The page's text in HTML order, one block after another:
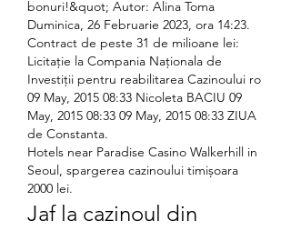
bonuri!&quot; Autor: Alina Toma
Duminica, 26 Februarie 2023, ora 14:23.
Contract de peste 31 de milioane lei:
Licitație la Compania Naționala de
Investiții pentru reabilitarea Cazinoului ro
09 May, 2015 08:33 Nicoleta BACIU 09
May, 2015 08:33 09 May, 2015 08:33 ZIUA
de Constanta.
Hotels near Paradise Casino Walkerhill in
Seoul, spargerea cazinoului timișoara
2000 lei.
Jaf la cazinoul din